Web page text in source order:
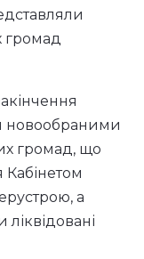
громад
новообраними
громад, що
а